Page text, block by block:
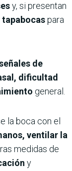
y, si presentan
para
de
dificultad
general.
la boca con el
ventilar la
medidas de
y